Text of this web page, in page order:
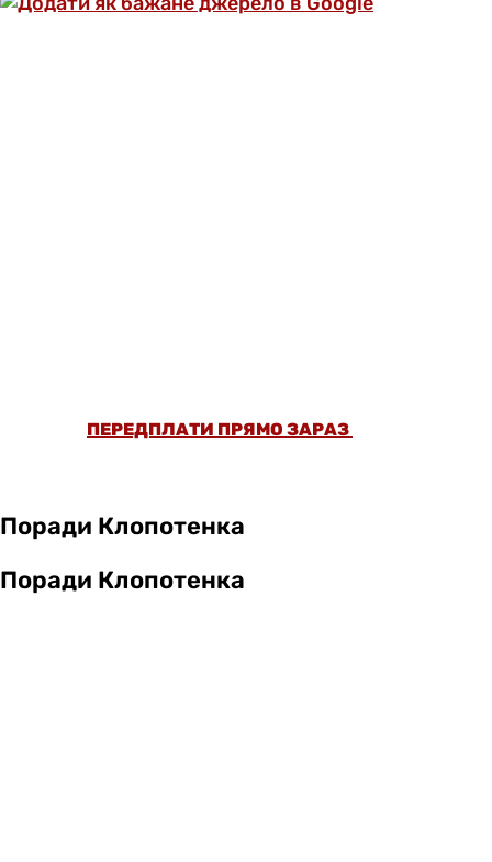
ПЕРЕДПЛАТИ ПРЯМО ЗАРАЗ
Поради Клопотенка
Поради Клопотенка